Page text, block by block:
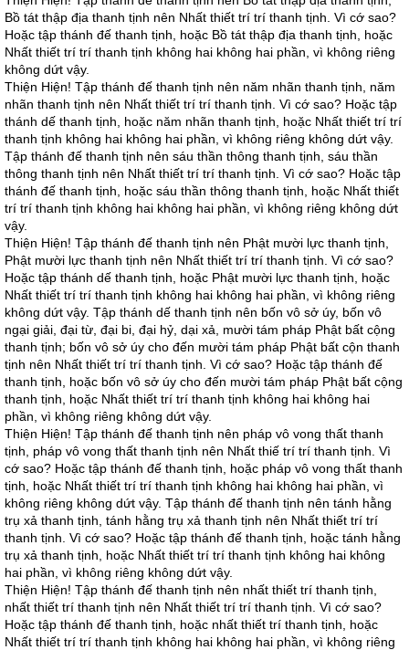
Bồ tát thập địa thanh tịnh nên Nhất thiết trí trí thanh tịnh. Vì cớ sao?
Hoặc tập thánh đế thanh tịnh, hoặc Bồ tát thập địa thanh tịnh, hoặc
Nhất thiết trí trí thanh tịnh không hai không hai phần, vì không riêng
không dứt vậy.
Thiện Hiện! Tập thánh đế thanh tịnh nên năm nhãn thanh tịnh, năm
nhãn thanh tịnh nên Nhất thiết trí trí thanh tịnh. Vì cớ sao? Hoặc tập
thánh dế thanh tịnh, hoặc năm nhãn thanh tịnh, hoặc Nhất thiết trí trí
thanh tịnh không hai không hai phần, vì không riêng không dứt vậy.
Tập thánh đế thanh tịnh nên sáu thần thông thanh tịnh, sáu thần
thông thanh tịnh nên Nhất thiết trí trí thanh tịnh. Vì cớ sao? Hoặc tập
thánh đế thanh tịnh, hoặc sáu thần thông thanh tịnh, hoặc Nhất thiết
trí trí thanh tịnh không hai không hai phần, vì không riêng không dứt
vậy.
Thiện Hiện! Tập thánh đế thanh tịnh nên Phật mười lực thanh tịnh,
Phật mười lực thanh tịnh nên Nhất thiết trí trí thanh tịnh. Vì cớ sao?
Hoặc tập thánh dế thanh tịnh, hoặc Phật mười lực thanh tịnh, hoặc
Nhất thiết trí trí thanh tịnh không hai không hai phần, vì không riêng
không dứt vậy. Tập thánh dế thanh tịnh nên bốn vô sở úy, bốn vô
ngại giải, đại từ, đại bi, đại hỷ, dại xả, mười tám pháp Phật bất cộng
thanh tịnh; bốn vô sở úy cho đến mười tám pháp Phật bất cộn thanh
tịnh nên Nhất thiết trí trí thanh tịnh. Vì cớ sao? Hoặc tập thánh đế
thanh tịnh, hoặc bốn vô sở úy cho đến mười tám pháp Phật bất cộng
thanh tịnh, hoặc Nhất thiết trí trí thanh tịnh không hai không hai
phần, vì không riêng không dứt vậy.
Thiện Hiện! Tập thánh đế thanh tịnh nên pháp vô vong thất thanh
tịnh, pháp vô vong thất thanh tịnh nên Nhất thiế trí trí thanh tịnh. Vì
cớ sao? Hoặc tập thánh đế thanh tịnh, hoặc pháp vô vong thất thanh
tịnh, hoặc Nhất thiết trí trí thanh tịnh không hai không hai phần, vì
không riêng không dứt vậy. Tập thánh đế thanh tịnh nên tánh hằng
trụ xả thanh tịnh, tánh hằng trụ xả thanh tịnh nên Nhất thiết trí trí
thanh tịnh. Vì cớ sao? Hoặc tập thánh đế thanh tịnh, hoặc tánh hằng
trụ xả thanh tịnh, hoặc Nhất thiết trí trí thanh tịnh không hai không
hai phần, vì không riêng không dứt vậy.
Thiện Hiện! Tập thánh đế thanh tịnh nên nhất thiết trí thanh tịnh,
nhất thiết trí thanh tịnh nên Nhất thiết trí trí thanh tịnh. Vì cớ sao?
Hoặc tập thánh đế thanh tịnh, hoặc nhất thiết trí thanh tịnh, hoặc
Nhất thiết trí trí thanh tịnh không hai không hai phần, vì không riêng